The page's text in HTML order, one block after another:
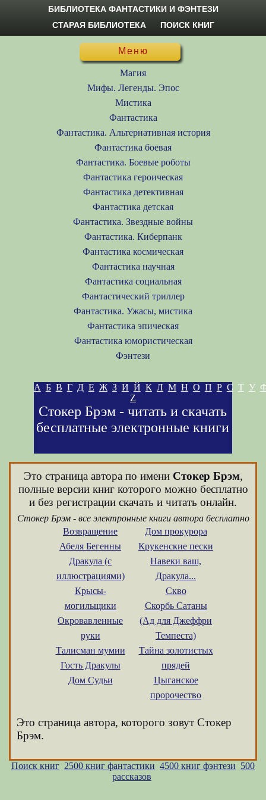
БИБЛИОТЕКА ФАНТАСТИКИ И ФЭНТЕЗИ
СТАРАЯ БИБЛИОТЕКА
ПОИСК КНИГ
Меню
Магия
Мифы. Легенды. Эпос
Мистика
Фантастика
Фантастика. Альтернативная история
Фантастика боевая
Фантастика. Боевые роботы
Фантастика героическая
Фантастика детективная
Фантастика детская
Фантастика. Звездные войны
Фантастика. Киберпанк
Фантастика космическая
Фантастика научная
Фантастика социальная
Фантастический триллер
Фантастика. Ужасы, мистика
Фантастика эпическая
Фантастика юмористическая
Фэнтези
А Б В Г Д Е Ж З И Й К Л М Н О П Р С Т У
Z
Стокер Брэм - читать и скачать
бесплатные электронные книги
Это страница автора по имени Стокер Брэм,
полные версии книг которого можно бесплатно
и без регистрации скачать и читать онлайн.
Стокер Брэм - все электронные книги автора бесплатно
Возвращение
Абеля Бегенны
Дракула (с
иллюстрациями)
Крысы-
могильщики
Окровавленные
руки
Талисман мумии
Гость Дракулы
Дом Судьи
Дом прокурора
Крукенские пески
Навеки ваш,
Дракула...
Скво
Скорбь Сатаны
(Ад для Джеффри
Темпеста)
Тайна золотистых
прядей
Цыганское
пророчество
Это страница автора, которого зовут Стокер
Брэм.
Поиск книг 2500 книг фантастики 4500 книг фэнтези 500
рассказов